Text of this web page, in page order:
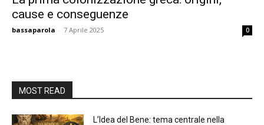
cause e conseguenze
bassaparola - 7 Aprile 2025 0
MOST READ
L’Idea del Bene: tema centrale nella